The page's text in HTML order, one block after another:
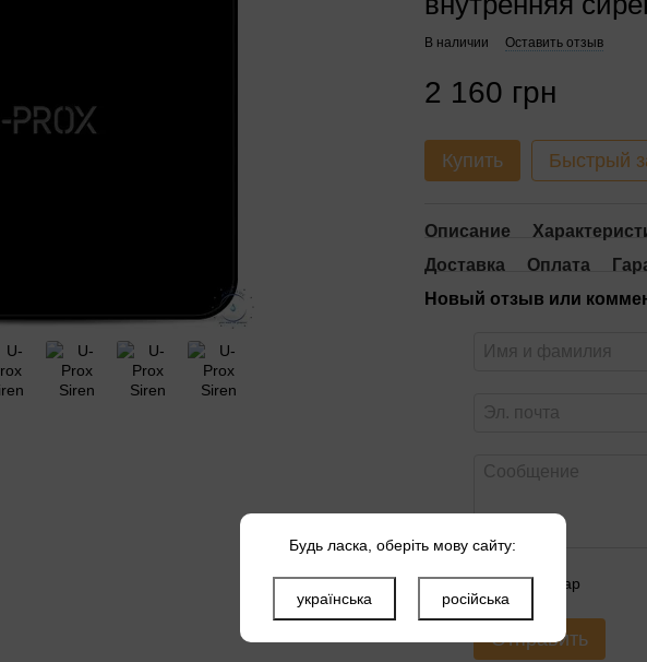
В наличии Оставить отзыв
2 160 грн
Купить Быстрый
Описание
Доставка
Оплата
Новый отзыв или
Оцените товар
Отправить
Будь ласка, оберіть мову сайту:
українська російська